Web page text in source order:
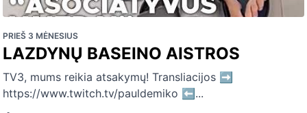
PRIEŠ 3 MĖNESIUS
LAZDYNŲ BASEINO AISTROS
TV3, mums reikia atsakymų! Transliacijos ➡️
https://www.twitch.tv/pauldemiko ⬅️...